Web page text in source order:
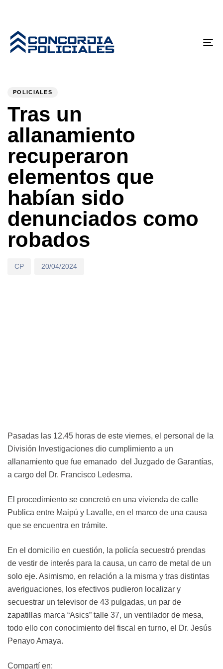
POLICIALES
Tras un
allanamiento
recuperaron
elementos que
habían sido
denunciados como
robados
CP 20/04/2024
Pasadas las 12.45 horas de este viernes, el personal de la
División Investigaciones dio cumplimiento a un
allanamiento que fue emanado del Juzgado de Garantías,
a cargo del Dr. Francisco Ledesma.
El procedimiento se concretó en una vivienda de calle
Publica entre Maipú y Lavalle, en el marco de una causa
que se encuentra en trámite.
En el domicilio en cuestión, la policía secuestró prendas
de vestir de interés para la causa, un carro de metal de un
solo eje. Asimismo, en relación a la misma y tras distintas
averiguaciones, los efectivos pudieron localizar y
secuestrar un televisor de 43 pulgadas, un par de
zapatillas marca “Asics” talle 37, un ventilador de mesa,
todo ello con conocimiento del fiscal en turno, el Dr. Jesús
Penayo Amaya.
Compartí en: